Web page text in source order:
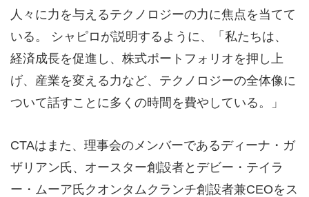
人々に力を与えるテクノロジーの力に焦点を当てて
いる。 シャピロが説明するように、「私たちは、
経済成長を促進し、株式ポートフォリオを押し上
げ、産業を変える力など、テクノロジーの全体像に
ついて話すことに多くの時間を費やしている。」
CTAはまた、理事会のメンバーであるディーナ・ガ
ザリアン氏、オースター創設者とデビー・テイラ
ー・ムーア氏クオンタムクランチ創設者兼CEOをス